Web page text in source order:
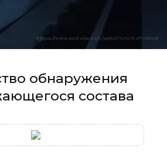
https://www.youtube.com/watch?v=Gih-x7nBKo8
обнаружения
состава